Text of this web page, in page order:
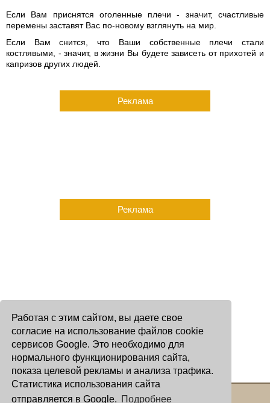
Работая с этим сайтом, вы даете свое
согласие на использование файлов cookie
сервисов Google. Это необходимо для
нормального функционирования сайта,
показа целевой рекламы и анализа трафика.
Статистика использования сайта
отправляется в Google. Подробнее
Если Вам приснятся оголенные плечи - значит, счастливые
перемены заставят Вас по-новому взглянуть на мир.
Если Вам снится, что Ваши собственные плечи стали
костлявыми, - значит, в жизни Вы будете зависеть от прихотей и
капризов других людей.
Реклама
Реклама
Copyright © 2000 - 2026 Oculus